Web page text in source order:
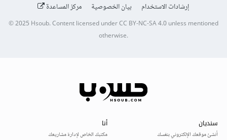
إرشادات الاستخدام
بيان الخصوصية مركز المساعدة
© 2025Hsoub.Content licensed underCC BY-NC-SA 4.0unless mentioned
otherwise.